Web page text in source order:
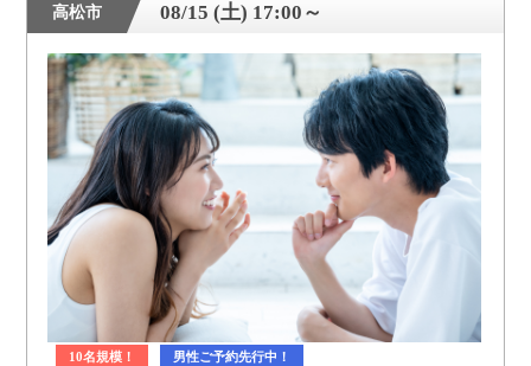
高松市 08/15 (土) 17:00～
10名規模！ 男性ご予約先行中！